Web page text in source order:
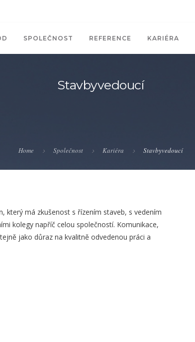
SPOLEČNOST REFERENCE KARIÉRA
Stavbyvedoucí
Home Společnost Kariéra Stavbyvedoucí
který má zkušenost s řízením staveb, s vedením
kolegy napříč celou společností. Komunikace,
jako důraz na kvalitně odvedenou práci a